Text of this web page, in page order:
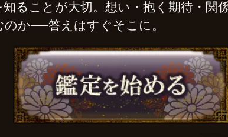
ることが大切。想い・抱く期待・関
か──答えはすぐそこに。